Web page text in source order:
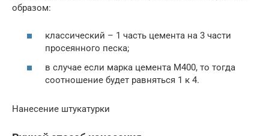
образом:
классический – 1 часть цемента на 3 части
просеянного песка;
в случае если марка цемента М400, то тогда
соотношение будет равняться 1 к 4.
Нанесение штукатурки